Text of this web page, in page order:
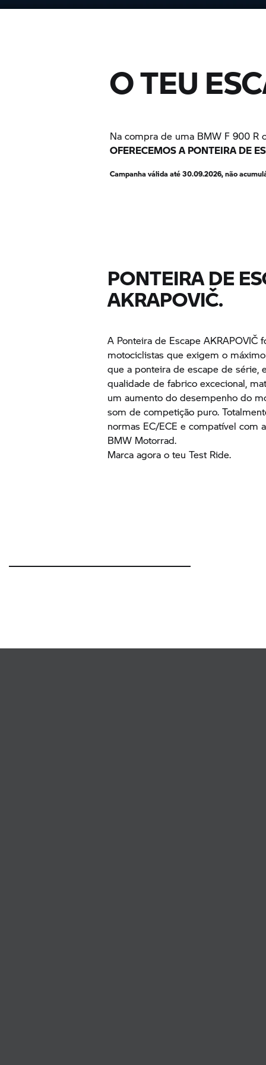
O TEU
Na compra de uma BMW F 900 R
OFERECEMOS A PONTEIRA DE
Campanha válida até 30.09.2026, não
PONTEIRA DE
AKRAPOVIČ.
A Ponteira de Escape AKRAPOVIČ
motociclistas que exigem o
que a ponteira de escape de série,
qualidade de fabrico excecional,
um aumento do desempenho do
som de competição puro.
normas EC/ECE e compatível com
BMW Motorrad.
Marca agora o teu Test Ride.